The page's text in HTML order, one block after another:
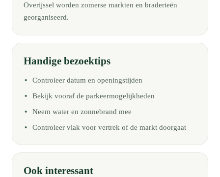
Overijssel worden zomerse markten en braderieën
georganiseerd.
Handige bezoektips
Controleer datum en openingstijden
Bekijk vooraf de parkeermogelijkheden
Neem water en zonnebrand mee
Controleer vlak voor vertrek of de markt doorgaat
Ook interessant